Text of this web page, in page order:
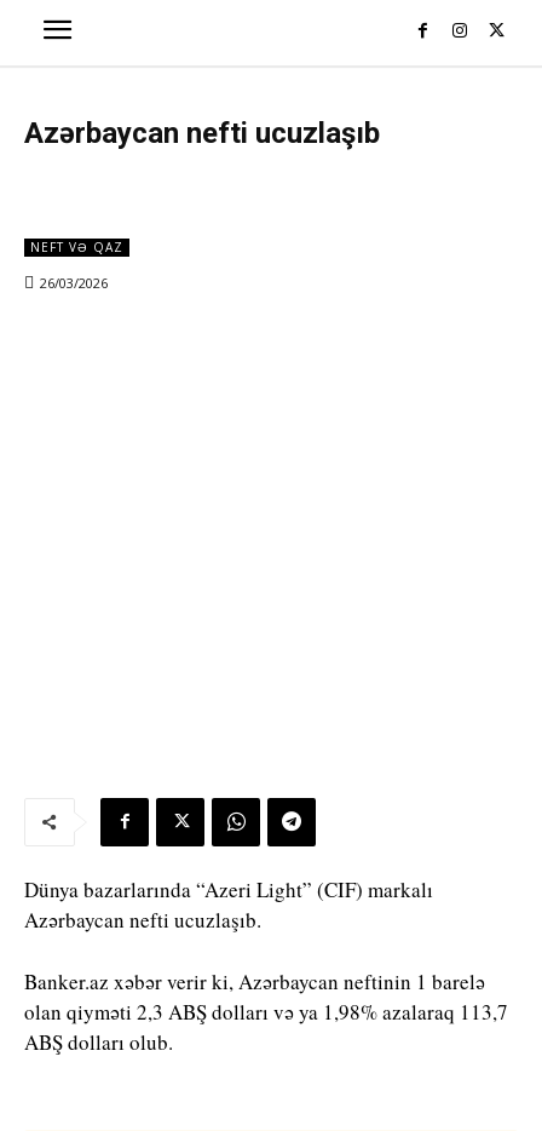
Azərbaycan nefti ucuzlaşıb
NEFT VƏ QAZ
26/03/2026
Dünya bazarlarında “Azeri Light” (CIF) markalı
Azərbaycan nefti ucuzlaşıb.
Banker.az xəbər verir ki, Azərbaycan neftinin 1 barelə
olan qiyməti 2,3 ABŞ dolları və ya 1,98% azalaraq 113,7
ABŞ dolları olub.